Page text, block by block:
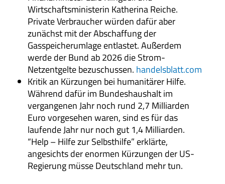
Wirtschaftsministerin Katherina Reiche.
Private Verbraucher würden dafür aber
zunächst mit der Abschaffung der
Gasspeicherumlage entlastet. Außerdem
werde der Bund ab 2026 die Strom-
Netzentgelte bezuschussen. handelsblatt.com
Kritik an Kürzungen bei humanitärer Hilfe.
Während dafür im Bundeshaushalt im
vergangenen Jahr noch rund 2,7 Milliarden
Euro vorgesehen waren, sind es für das
laufende Jahr nur noch gut 1,4 Milliarden.
“Help – Hilfe zur Selbsthilfe” erklärte,
angesichts der enormen Kürzungen der US-
Regierung müsse Deutschland mehr tun.